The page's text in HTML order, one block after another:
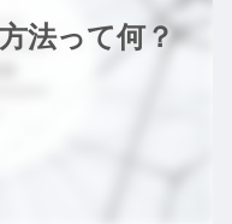
法って何？